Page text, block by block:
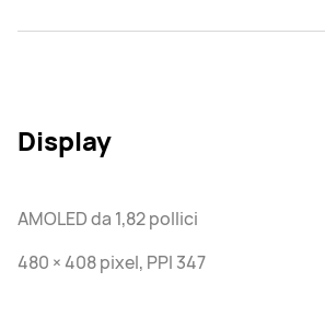
Display
AMOLED da 1,82 pollici
480 × 408 pixel, PPI 347